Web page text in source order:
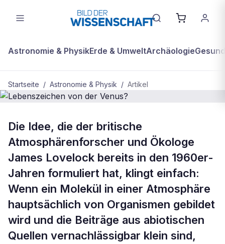
Astronomie & PhysikErde & UmweltArchäologie
Startseite / Astronomie & Physik / Artikel
ASTRONOMIE & PHYSIK
Lebenszeichen von der Venus?
Die Idee, die der britische
Atmosphärenforscher und Ökologe
James Lovelock bereits in den 1960er-
Jahren formuliert hat, klingt einfach:
Wenn ein Molekül in einer Atmosphäre
hauptsächlich von Organismen gebildet
wird und die Beiträge aus abiotischen
Quellen vernachlässigbar klein sind,